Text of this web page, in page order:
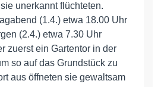
unerkannt flüchteten.
(1.4.) etwa 18.00 Uhr
(2.4.) etwa 7.30 Uhr
zuerst ein Gartentor in der
so auf das Grundstück zu
aus öffneten sie gewaltsam